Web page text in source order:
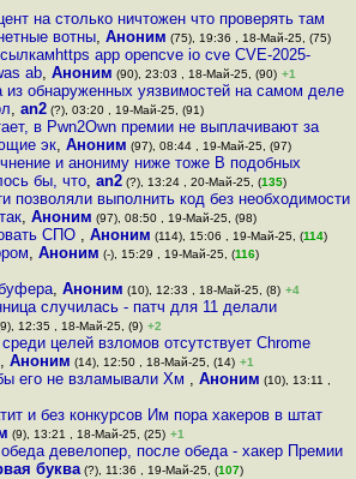
на столько ничтожен что проверять там
вотны, Аноним (75), 19:36 , 18-Май-25, (75)
app opencve io cve CVE-2025-
ab, Аноним (90), 23:03 , 18-Май-25, (90) +1
из обнаруженных уязвимостей на самом деле
, an2(?), 03:20 , 19-Май-25, (91)
в Pwn2Own премии не выплачивают за
эк, Аноним (97), 08:44 , 19-Май-25, (97)
и анониму ниже тоже В подобных
бы, что,an2 (?), 13:24 , 20-Май-25, (135)
позволяли выполнить код без необходимости
, Аноним (97), 08:50 , 19-Май-25, (98)
СПО , Аноним (114), 15:06 , 19-Май-25, (114)
, Аноним (-), 15:29 , 19-Май-25, (116)
,Аноним (10), 12:33 , 18-Май-25, (8) +4
случилась - патч для 11 делали
12:35 , 18-Май-25, (9) +2
целей взломов отсутствует Chrome
,Аноним (14), 12:50 , 18-Май-25, (14) +1
его не взламывали Хм , Аноним (10), 13:11 ,
и без конкурсов Им пора хакеров в штат
(9), 13:21 , 18-Май-25, (25) +1
девелопер, после обеда - хакер Премии
буква(?), 11:36 , 19-Май-25, (107)